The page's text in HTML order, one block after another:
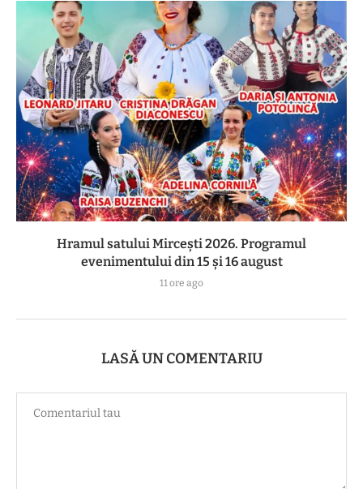
Hramul satului Mircești 2026. Programul
evenimentului din 15 și 16 august
11 ore ago
LASĂ UN COMENTARIU